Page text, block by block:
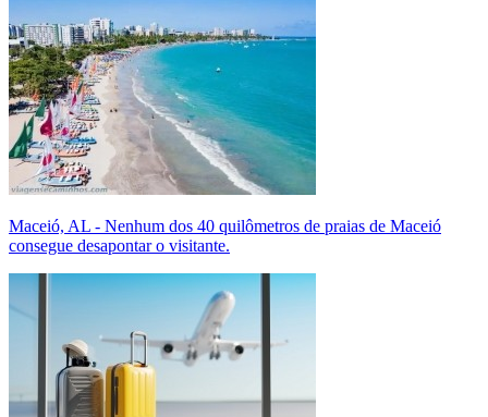
Maceió, AL - Nenhum dos 40 quilômetros de praias de Maceió
consegue desapontar o visitante.